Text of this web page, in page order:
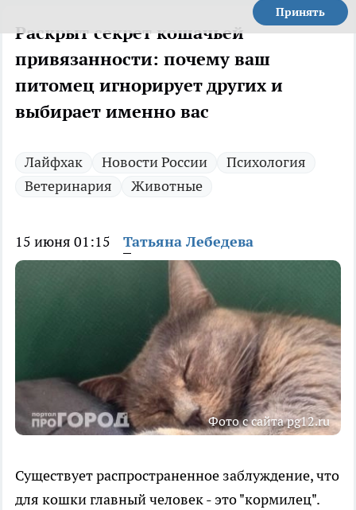
Принять
Раскрыт секрет кошачьей
привязанности: почему ваш
питомец игнорирует других и
выбирает именно вас
Лайфхак Новости России
Психология
Ветеринария
Животные
15 июня 01:15 Татьяна Лебедева
Фото с сайта pg12.ru
Существует распространенное заблуждение, что
для кошки главный человек - это "кормилец".